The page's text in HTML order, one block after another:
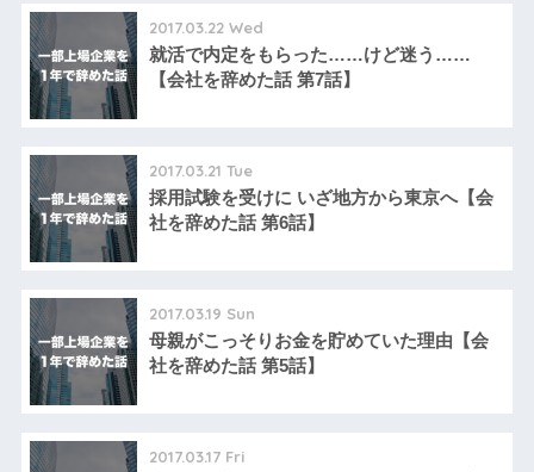
2017.03.22 Wed
就活で内定をもらった……けど迷う……
【会社を辞めた話 第7話】
2017.03.21 Tue
採用試験を受けに いざ地方から東京へ【会
社を辞めた話 第6話】
2017.03.19 Sun
母親がこっそりお金を貯めていた理由【会
社を辞めた話 第5話】
2017.03.17 Fri